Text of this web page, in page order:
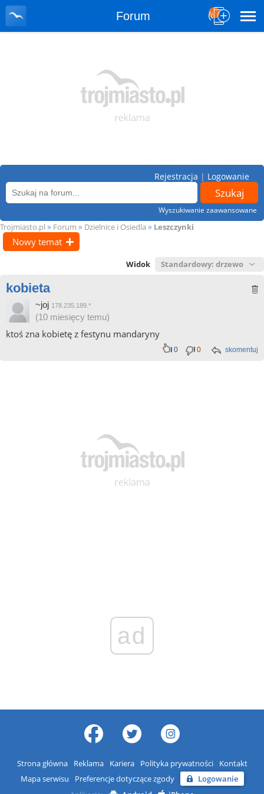
Forum
Wyszukiwanie zaawansowane
Rejestracja | Logowanie
Trojmiasto.pl » Forum » Dzielnice i Osiedla » Leszczynki
Nowy temat
Widok
kobieta
~joj 178.235.189.*
(10 miesięcy temu)
ktoś zna kobietę z festynu mandaryny
skomentuj
0 0
ad
Strona główna Reklama Kariera Polityka prywatności
Kontakt
Mapa serwisu
Preferencje dotyczące zgody
Logowanie